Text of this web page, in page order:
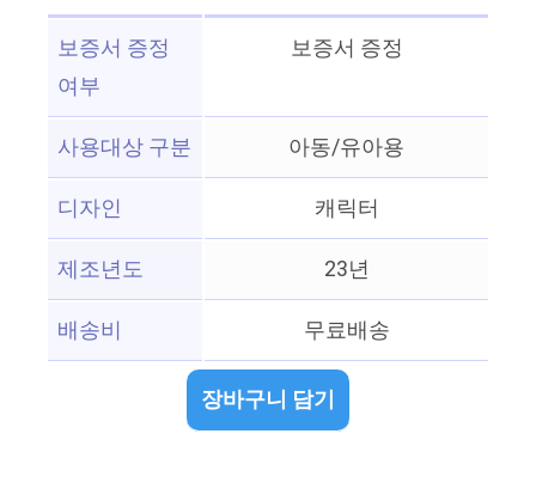
보증서 증정
여부
보증서 증정
사용대상 구분
아동/유아용
디자인
캐릭터
제조년도
23년
배송비
무료배송
장바구니 담기